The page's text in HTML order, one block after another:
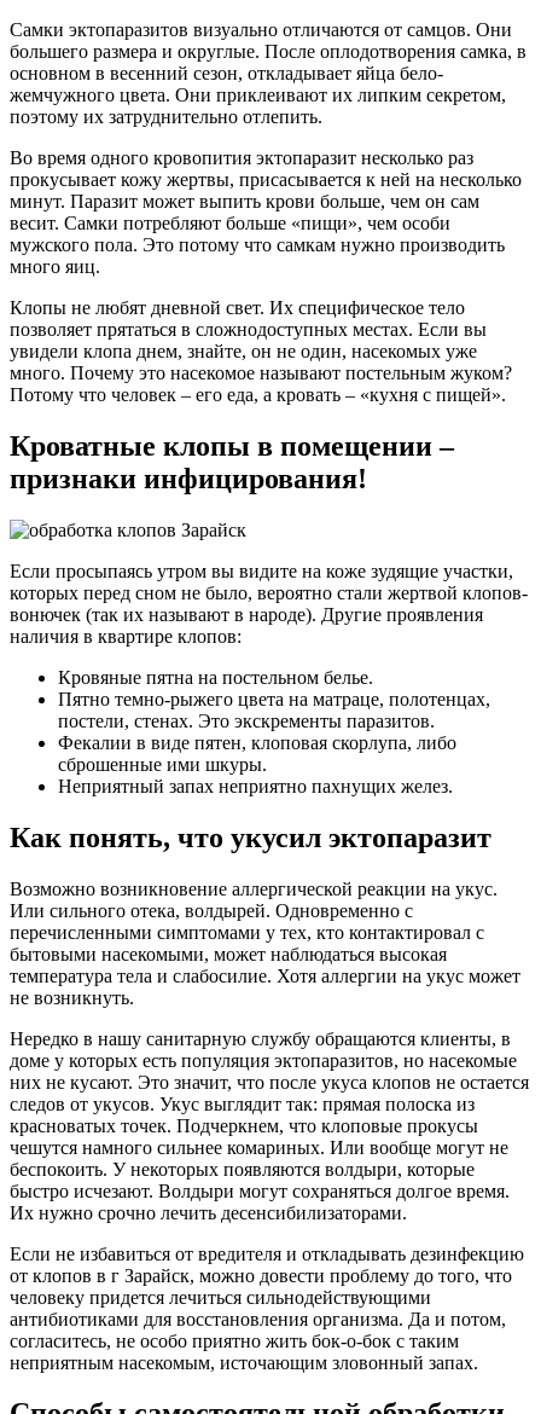
Самки эктопаразитов визуально отличаются от самцов. Они
большего размера и округлые. После оплодотворения самка, в
основном в весенний сезон, откладывает яйца бело-
жемчужного цвета. Они приклеивают их липким секретом,
поэтому их затруднительно отлепить.
Во время одного кровопития эктопаразит несколько раз
прокусывает кожу жертвы, присасывается к ней на несколько
минут. Паразит может выпить крови больше, чем он сам
весит. Самки потребляют больше «пищи», чем особи
мужского пола. Это потому что самкам нужно производить
много яиц.
Клопы не любят дневной свет. Их специфическое тело
позволяет прятаться в сложнодоступных местах. Если вы
увидели клопа днем, знайте, он не один, насекомых уже
много. Почему это насекомое называют постельным жуком?
Потому что человек – его еда, а кровать – «кухня с пищей».
Кроватные клопы в помещении –
признаки инфицирования!
Если просыпаясь утром вы видите на коже зудящие участки,
которых перед сном не было, вероятно стали жертвой клопов-
вонючек (так их называют в народе). Другие проявления
наличия в квартире клопов:
Кровяные пятна на постельном белье.
Пятно темно-рыжего цвета на матраце, полотенцах,
постели, стенах. Это экскременты паразитов.
Фекалии в виде пятен, клоповая скорлупа, либо
сброшенные ими шкуры.
Неприятный запах неприятно пахнущих желез.
Как понять, что укусил эктопаразит
Возможно возникновение аллергической реакции на укус.
Или сильного отека, волдырей. Одновременно с
перечисленными симптомами у тех, кто контактировал с
бытовыми насекомыми, может наблюдаться высокая
температура тела и слабосилие. Хотя аллергии на укус может
не возникнуть.
Нередко в нашу санитарную службу обращаются клиенты, в
доме у которых есть популяция эктопаразитов, но насекомые
них не кусают. Это значит, что после укуса клопов не остается
следов от укусов. Укус выглядит так: прямая полоска из
красноватых точек. Подчеркнем, что клоповые прокусы
чешутся намного сильнее комариных. Или вообще могут не
беспокоить. У некоторых появляются волдыри, которые
быстро исчезают. Волдыри могут сохраняться долгое время.
Их нужно срочно лечить десенсибилизаторами.
Если не избавиться от вредителя и откладывать дезинфекцию
от клопов в г Зарайск, можно довести проблему до того, что
человеку придется лечиться сильнодействующими
антибиотиками для восстановления организма. Да и потом,
согласитесь, не особо приятно жить бок-о-бок с таким
неприятным насекомым, источающим зловонный запах.